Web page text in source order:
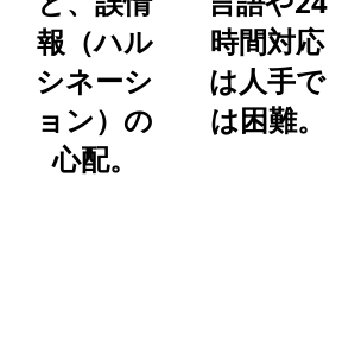
報（ハル
シネーシ
ョン）の
心配。
時間対応
は人手で
は困難。